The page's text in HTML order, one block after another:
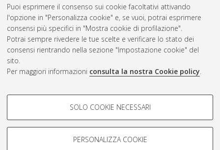
Puoi esprimere il consenso sui cookie facoltativi attivando
l'opzione in "Personalizza cookie" e, se vuoi, potrai esprimere
consensi più specifici in "Mostra cookie di profilazione".
Potrai sempre rivedere le tue scelte e verificare lo stato dei
consensi rientrando nella sezione "Impostazione cookie" del
sito.
Per maggiori informazioni consulta la nostra Cookie policy.
COOKIE DI PROFILAZIONE -
Si tratta di cookie utilizzati per analizzare le caratteristiche della
navigazione degli utenti, creare profili in base al loro comportamento
SOLO COOKIE NECESSARI
PERSONALIZZA COOKIE
Rss 1.0
Rss 2.0
ISSN: 2038-7946
Impostazioni Cookie
Informativa sulla privacy
Condizioni d’uso del sito